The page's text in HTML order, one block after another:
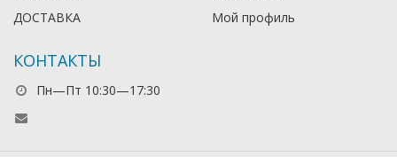
ДОСТАВКА
Мой профиль
КОНТАКТЫ
Пн—Пт 10:30—17:30